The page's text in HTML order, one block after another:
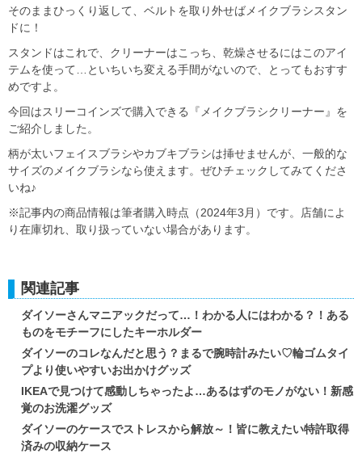
そのままひっくり返して、ベルトを取り外せばメイクブラシスタン
ドに！
スタンドはこれで、クリーナーはこっち、乾燥させるにはこのアイ
テムを使って…といちいち変える手間がないので、とってもおすす
めですよ。
今回はスリーコインズで購入できる『メイクブラシクリーナー』を
ご紹介しました。
柄が太いフェイスブラシやカブキブラシは挿せませんが、一般的な
サイズのメイクブラシなら使えます。ぜひチェックしてみてくださ
いね♪
※記事内の商品情報は筆者購入時点（2024年3月）です。店舗によ
り在庫切れ、取り扱っていない場合があります。
関連記事
ダイソーさんマニアックだって…！わかる人にはわかる？！ある
ものをモチーフにしたキーホルダー
ダイソーのコレなんだと思う？まるで腕時計みたい♡輪ゴムタイ
プより使いやすいお出かけグッズ
IKEAで見つけて感動しちゃったよ…あるはずのモノがない！新感
覚のお洗濯グッズ
ダイソーのケースでストレスから解放～！皆に教えたい特許取得
済みの収納ケース